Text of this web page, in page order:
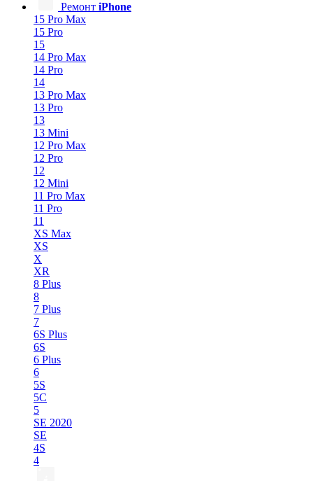
Ремонт iPhone
15 Pro Max
15 Pro
15
14 Pro Max
14 Pro
14
13 Pro Max
13 Pro
13
13 Mini
12 Pro Max
12 Pro
12
12 Mini
11 Pro Max
11 Pro
11
XS Max
XS
X
XR
8 Plus
8
7 Plus
7
6S Plus
6S
6 Plus
6
5S
5C
5
SE 2020
SE
4S
4